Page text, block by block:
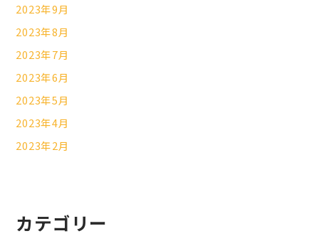
2023年9月
2023年8月
2023年7月
2023年6月
2023年5月
2023年4月
2023年2月
カテゴリー